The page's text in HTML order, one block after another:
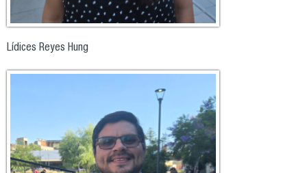
Lídices Reyes Hung